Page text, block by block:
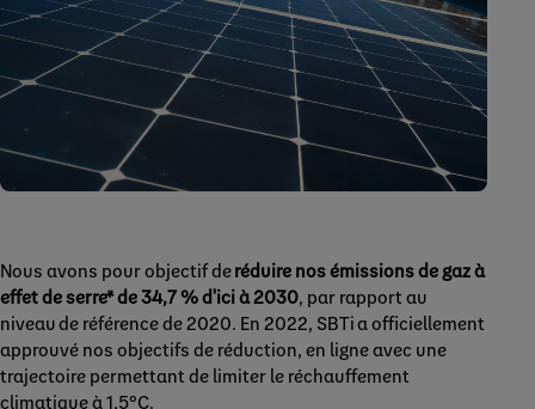
Nous avons pour objectif deréduire nos émissions de gaz à
effet de serre* de 34,7 % d'ici à 2030, par rapport au
niveau de référence de 2020. En 2022, SBTi a officiellement
approuvé nos objectifs de réduction, en ligne avec une
trajectoire permettant de limiter le réchauffement
climatique à 1,5°C.